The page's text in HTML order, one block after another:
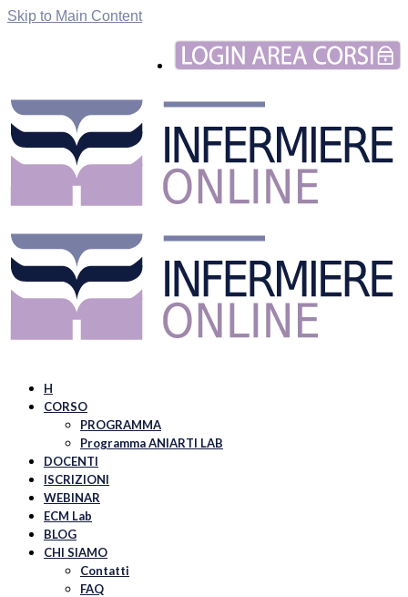
Skip to Main Content
H
CORSO
PROGRAMMA
Programma ANIARTI LAB
DOCENTI
ISCRIZIONI
WEBINAR
ECM Lab
BLOG
CHI SIAMO
Contatti
FAQ